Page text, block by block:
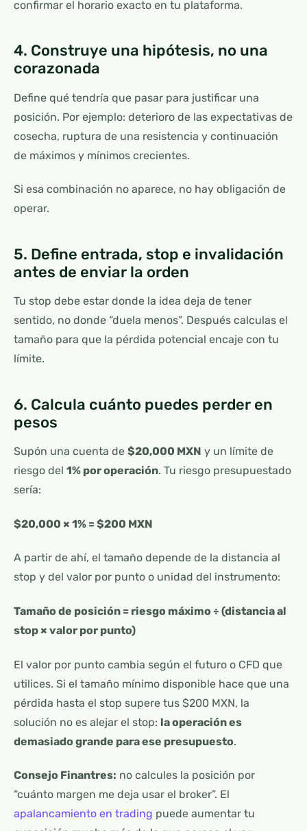
confirmar el horario exacto en tu plataforma.
4. Construye una hipótesis, no una
corazonada
Define qué tendría que pasar para justificar una
posición. Por ejemplo: deterioro de las expectativas de
cosecha, ruptura de una resistencia y continuación
de máximos y mínimos crecientes.
Si esa combinación no aparece, no hay obligación de
operar.
5. Define entrada, stop e invalidación
antes de enviar la orden
Tu stop debe estar donde la idea deja de tener
sentido, no donde “duela menos”. Después calculas el
tamaño para que la pérdida potencial encaje con tu
límite.
6. Calcula cuánto puedes perder en
pesos
Supón una cuenta de $20,000 MXN y un límite de
riesgo del 1% por operación. Tu riesgo presupuestado
sería:
$20,000 × 1% = $200 MXN
A partir de ahí, el tamaño depende de la distancia al
stop y del valor por punto o unidad del instrumento:
Tamaño de posición = riesgo máximo ÷ (distancia al
stop × valor por punto)
El valor por punto cambia según el futuro o CFD que
utilices. Si el tamaño mínimo disponible hace que una
pérdida hasta el stop supere tus $200 MXN, la
solución no es alejar el stop: la operación es
demasiado grande para ese presupuesto.
Consejo Finantres: no calcules la posición por
“cuánto margen me deja usar el broker”. El
apalancamiento en trading puede aumentar tu